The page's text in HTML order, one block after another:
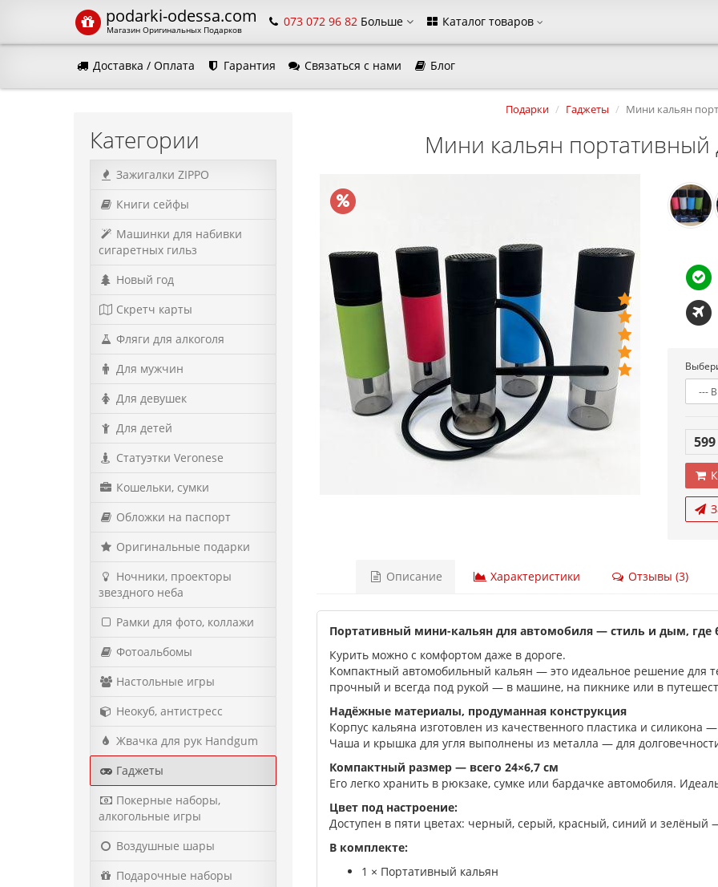
podarki-odessa.com
Магазин Оригинальных Подарков
073 072 96 82 Больше Каталог товаров
Доставка / Оплата Гарантия Связаться с нами Блог
Категории
Зажигалки ZIPPO
Книги сейфы
Машинки для набивки
сигаретных гильз
Новый год
Скретч карты
Фляги для алкоголя
Для мужчин
Для девушек
Для детей
Статуэтки Veronese
Кошельки, сумки
Обложки на паспорт
Оригинальные подарки
Ночники, проекторы
звездного неба
Рамки для фото, коллажи
Фотоальбомы
Настольные игры
Неокуб, антистресс
Жвачка для рук Handgum
Гаджеты
Покерные наборы,
алкогольные игры
Воздушные шары
Подарочные наборы
Подарки Гаджеты Мини кальян
Язык магазина
Выберите пожалуйста язык магазина
Мини кальян портативный
Описание Характеристики Отзывы (3)
Портативный мини-кальян для автомобиля — стиль и дым,
Курить можно с комфортом даже в дороге.
Компактный автомобильный кальян — это идеальное решение для
прочный и всегда под рукой — в машине, на пикнике или в
Надёжные материалы, продуманная конструкция
Корпус кальяна изготовлен из качественного пластика и силикона
Чаша и крышка для угля выполнены из металла — для
Компактный размер — всего 24×6,7 см
Его легко хранить в рюкзаке, сумке или бардачке автомобиля.
Цвет под настроение:
Доступен в пяти цветах: черный, серый, красный, синий и зелёный
В комплекте:
1 × Портативный кальян